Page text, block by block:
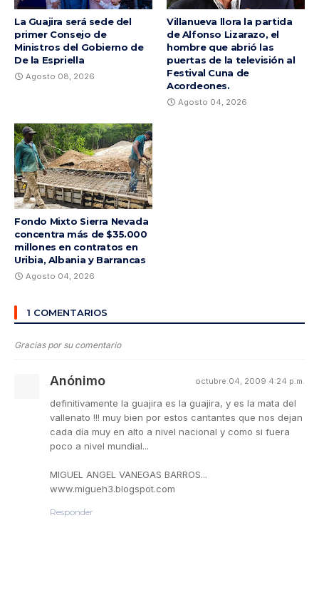
La Guajira será sede del
primer Consejo de
Ministros del Gobierno de
De la Espriella
Agosto 08, 2026
Villanueva llora la partida
de Alfonso Lizarazo, el
hombre que abrió las
puertas de la televisión al
Festival Cuna de
Acordeones.
Agosto 04, 2026
Fondo Mixto Sierra Nevada
concentra más de $35.000
millones en contratos en
Uribia, Albania y Barrancas
Agosto 04, 2026
1 COMENTARIOS
Gracias por su comentario
Anónimo octubre 04, 2009 4:24 p.m.
definitivamente la guajira es la guajira, y es la mata del
vallenato !!! muy bien por estos cantantes que nos dejan
cada día muy en alto a nivel nacional y como si fuera
poco a nivel mundial...
MIGUEL ANGEL VANEGAS BARROS...
www.migueh3.blogspot.com
Responder